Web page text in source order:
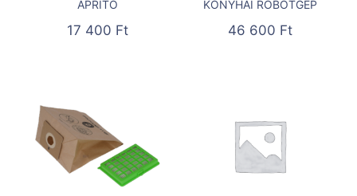
APRÍTÓ
17 400 Ft
KONYHAI ROBOTGÉP
46 600 Ft